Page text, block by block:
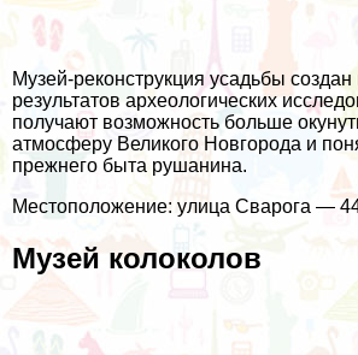
Музей-реконструкция усадьбы
результатов археологических
получают возможность больше
атмосферу Великого Новгорода и
прежнего быта рушанина.
Местоположение: улица Сварога —
Музей колоколов